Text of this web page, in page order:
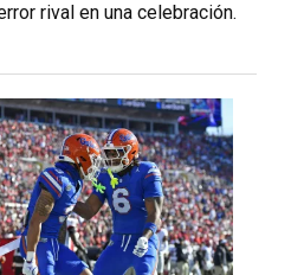
rival en una celebración.